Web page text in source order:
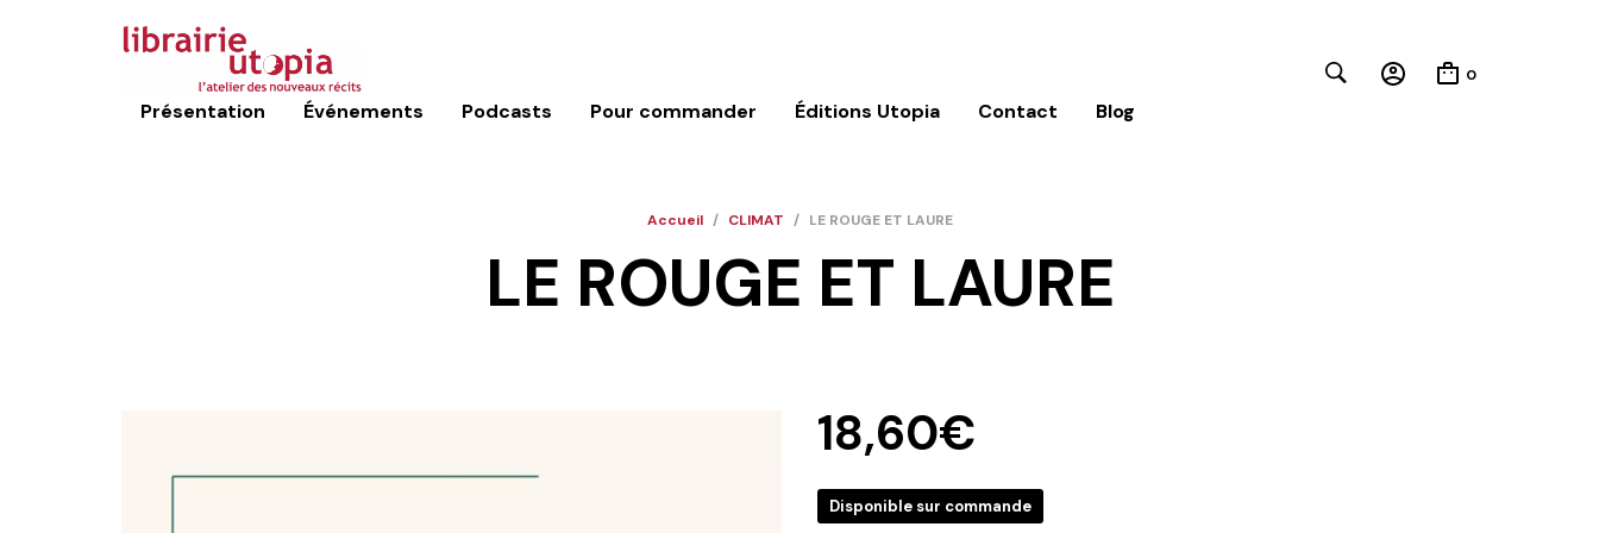
Présentation Événements Podcasts Pour commander Éditions Utopia Contact Blog
0
Accueil / CLIMAT / LE ROUGE ET LAURE
LE ROUGE ET LAURE
18,60€
Disponible sur commande